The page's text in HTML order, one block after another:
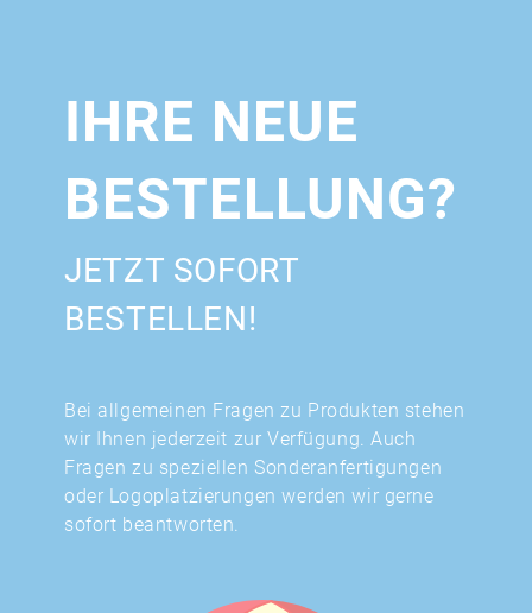
IHRE NEUE
BESTELLUNG?
JETZT SOFORT
BESTELLEN!
Bei allgemeinen Fragen zu Produkten stehen
wir Ihnen jederzeit zur Verfügung. Auch
Fragen zu speziellen Sonderanfertigungen
oder Logoplatzierungen werden wir gerne
sofort beantworten.